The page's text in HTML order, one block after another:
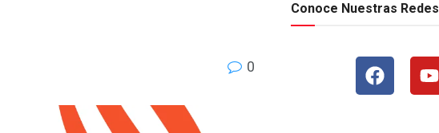
0
Conoce Nuestras Redes